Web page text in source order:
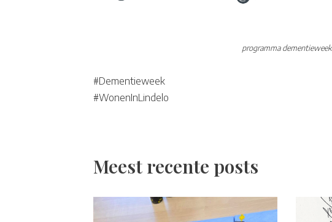
programma dementieweek
#Dementieweek
#WonenInLindelo
Meest recente posts